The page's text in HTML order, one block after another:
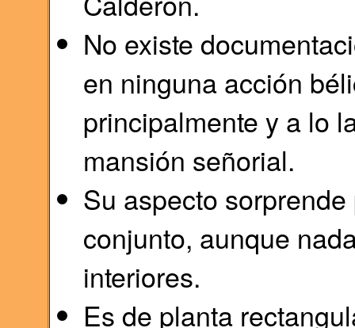
No existe
en ninguna acción
principalmente y a lo
mansión señorial.
Su aspecto
conjunto, aunque
interiores.
Es de planta